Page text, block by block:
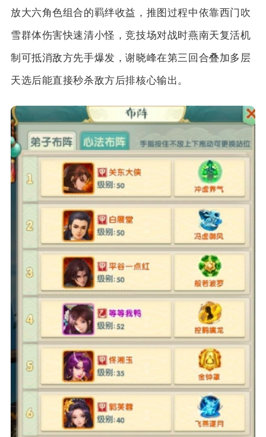
放大六角色组合的羁绊收益，推图过程中依靠西门吹
雪群体伤害快速清小怪，竞技场对战时燕南天复活机
制可抵消敌方先手爆发，谢晓峰在第三回合叠加多层
天选后能直接秒杀敌方后排核心输出。